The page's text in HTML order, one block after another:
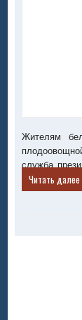
Жителям
служба
Читать далее